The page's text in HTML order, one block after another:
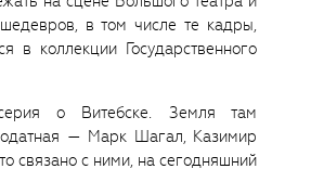
в том числе те кадры,
в коллекции Государственного
о Витебске. Земля там
— Марк Шагал, Казимир
связано с ними, на сегодняшний